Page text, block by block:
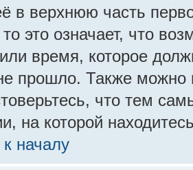
в верхнюю часть
то это означает, что
время, которое
прошло. Также можно
что тем
на которой
началу